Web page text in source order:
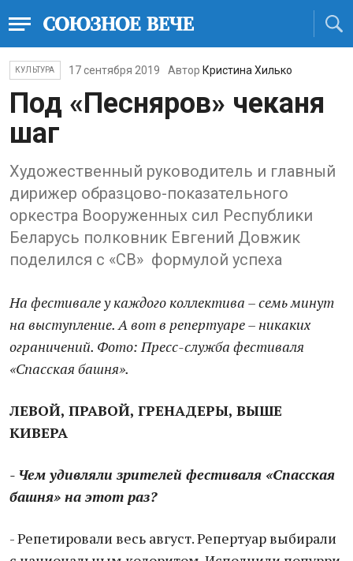
КУЛЬТУРА 17 сентября 2019 Автор Кристина Хилько
Под «Песняров» чеканя
шаг
Художественный руководитель и главный
дирижер образцово-показательного
оркестра Вооруженных сил Республики
Беларусь полковник Евгений Довжик
поделился с «СВ» формулой успеха
На фестивале у каждого коллектива – семь минут
на выступление. А вот в репертуаре – никаких
ограничений. Фото: Пресс-служба фестиваля
«Спасская башня».
ЛЕВОЙ, ПРАВОЙ, ГРЕНАДЕРЫ, ВЫШЕ
КИВЕРА
- Чем удивляли зрителей фестиваля «Спасская
башня» на этот раз?
- Репетировали весь август. Репертуар выбирали